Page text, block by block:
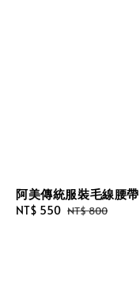
阿美傳統服裝毛線腰帶
Sale
NT$ 550 Regular
NT$ 800